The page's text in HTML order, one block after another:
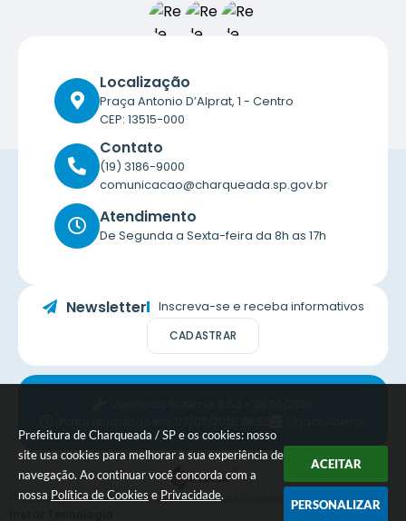
Prefeitura de Charqueada / SP e os cookies: nosso
site usa cookies para melhorar a sua experiência de
navegação. Ao continuar você concorda com a
nossa Política de Cookies e Privacidade.
ACEITAR
PERSONALIZAR
Localização
Praça Antonio D’Alprat, 1 - Centro
CEP: 13515-000
Contato
(19) 3186-9000
comunicacao@charqueada.sp.gov.br
Atendimento
De Segunda a Sexta-feira da 8h as 17h
Newsletter Inscreva-se e receba informativos
CADASTRAR
© Copyright Instar - 2006-2026. Todos os direitos reservados -